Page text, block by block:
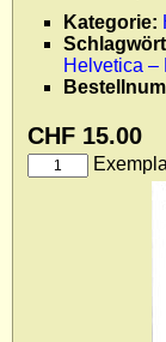
Gesamtbestand
Kataloge
Warenkorb
Allgemeine
Widerruf
Newsletter kostenlos
Kategorie:
Helvetica –
CHF 15.00